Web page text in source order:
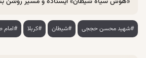
#شهید محسن حججی #شیطان #کربلا #امام